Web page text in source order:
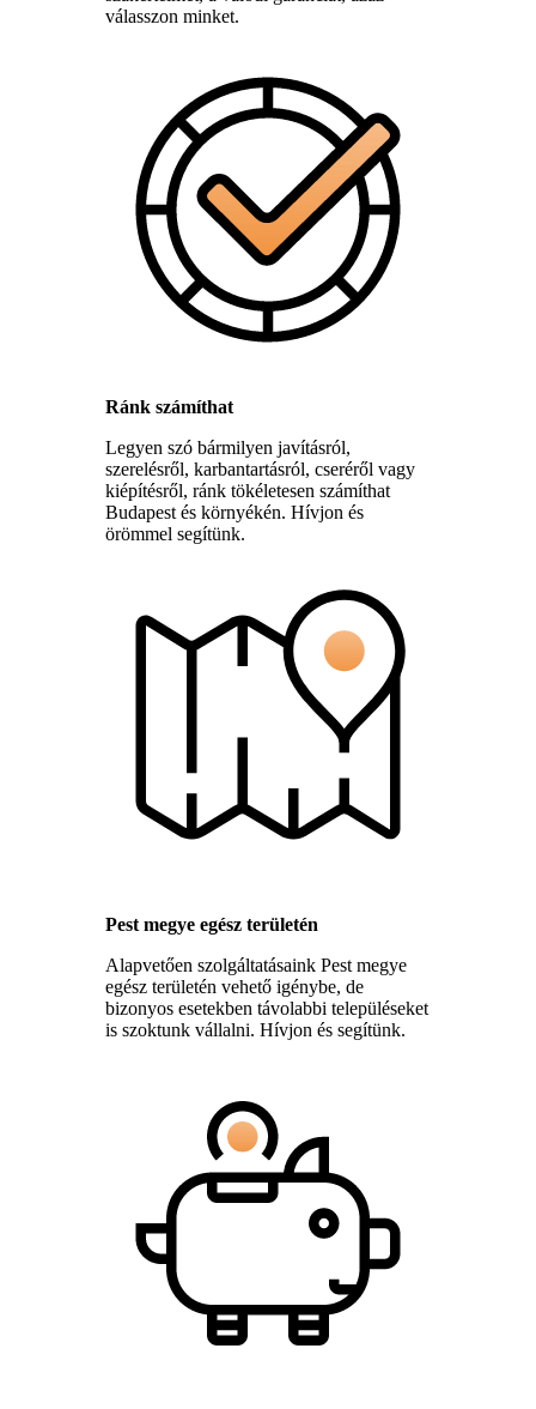
válasszon minket.
Ránk számíthat
Legyen szó bármilyen javításról,
szerelésről, karbantartásról, cseréről vagy
kiépítésről, ránk tökéletesen számíthat
Budapest és környékén. Hívjon és
örömmel segítünk.
Pest megye egész területén
Alapvetően szolgáltatásaink Pest megye
egész területén vehető igénybe, de
bizonyos esetekben távolabbi településeket
is szoktunk vállalni. Hívjon és segítünk.